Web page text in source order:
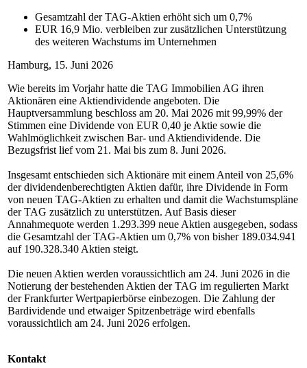
Gesamtzahl der TAG-Aktien erhöht sich um 0,7%
EUR 16,9 Mio. verbleiben zur zusätzlichen Unterstützung
des weiteren Wachstums im Unternehmen
Hamburg, 15. Juni 2026
Wie bereits im Vorjahr hatte die TAG Immobilien AG ihren
Aktionären eine Aktiendividende angeboten. Die
Hauptversammlung beschloss am 20. Mai 2026 mit 99,99% der
Stimmen eine Dividende von EUR 0,40 je Aktie sowie die
Wahlmöglichkeit zwischen Bar- und Aktiendividende. Die
Bezugsfrist lief vom 21. Mai bis zum 8. Juni 2026.
Insgesamt entschieden sich Aktionäre mit einem Anteil von 25,6%
der dividendenberechtigten Aktien dafür, ihre Dividende in Form
von neuen TAG-Aktien zu erhalten und damit die Wachstumspläne
der TAG zusätzlich zu unterstützen. Auf Basis dieser
Annahmequote werden 1.293.399 neue Aktien ausgegeben, sodass
die Gesamtzahl der TAG-Aktien um 0,7% von bisher 189.034.941
auf 190.328.340 Aktien steigt.
Die neuen Aktien werden voraussichtlich am 24. Juni 2026 in die
Notierung der bestehenden Aktien der TAG im regulierten Markt
der Frankfurter Wertpapierbörse einbezogen. Die Zahlung der
Bardividende und etwaiger Spitzenbeträge wird ebenfalls
voraussichtlich am 24. Juni 2026 erfolgen.
Kontakt